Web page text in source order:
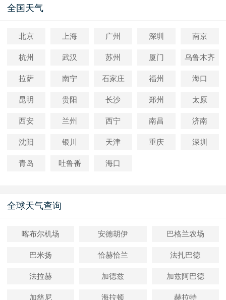
全国天气
北京 上海 广州 深圳 南京
杭州 武汉 苏州 厦门 乌鲁木齐
拉萨 南宁 石家庄 福州 海口
昆明 贵阳 长沙 郑州 太原
西安 兰州 西宁 南昌 济南
沈阳 银川 天津 重庆 深圳
青岛 吐鲁番 海口
全球天气查询
喀布尔机场 安德胡伊 巴格兰农场
巴米扬 恰赫恰兰 法扎巴德
法拉赫 加德兹 加兹阿巴德
加慈尼 海拉顿 赫拉特